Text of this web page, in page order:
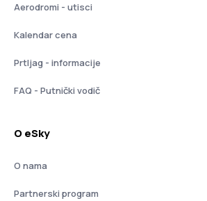
Aerodromi - utisci
Kalendar cena
Prtljag - informacije
FAQ - Putnički vodič
O eSky
O nama
Partnerski program